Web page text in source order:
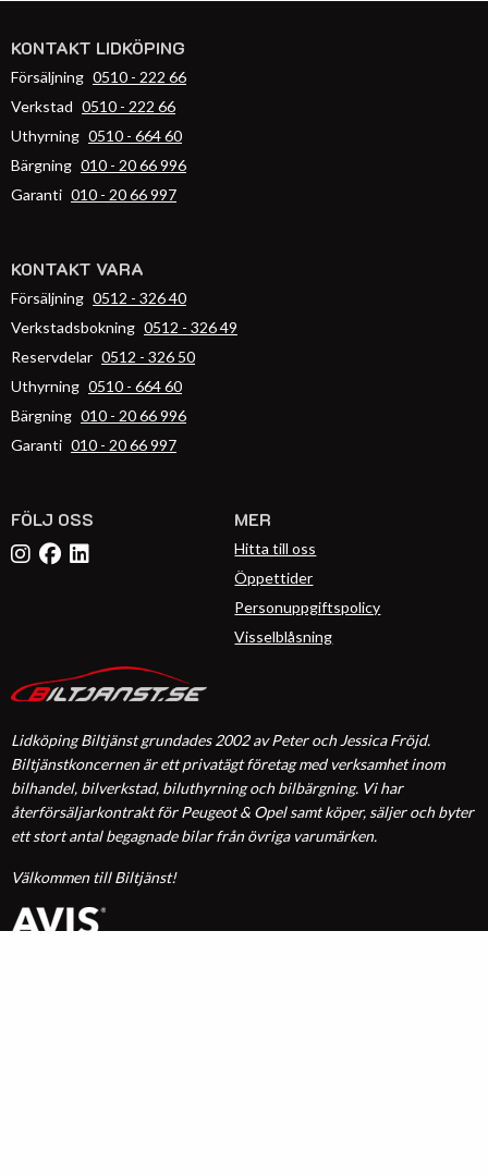
Lidköping Biltjänst grundades 2002 av Peter och Jessica Fröjd.
Biltjänstkoncernen är ett privatägt företag med verksamhet inom
bilhandel, bilverkstad, biluthyrning och bilbärgning. Vi har
återförsäljarkontrakt för Peugeot & Opel samt köper, säljer och byter
ett stort antal begagnade bilar från övriga varumärken.
Välkommen till Biltjänst!
KONTAKT LIDKÖPING
Försäljning 0510 - 222 66
Verkstad 0510 - 222 66
Uthyrning 0510 - 664 60
Bärgning 010 - 20 66 996
Garanti 010 - 20 66 997
KONTAKT VARA
Försäljning 0512 - 326 40
Verkstadsbokning 0512 - 326 49
Reservdelar 0512 - 326 50
Uthyrning 0510 - 664 60
Bärgning 010 - 20 66 996
Garanti 010 - 20 66 997
FÖLJ OSS MER
Hitta till oss
Öppettider
Personuppgiftspolicy
Visselblåsning